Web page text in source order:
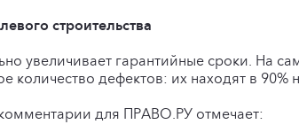
строительства
увеличивает гарантийные сроки. На
дефектов: их находят в 90%
для ПРАВО.РУ отмечает: